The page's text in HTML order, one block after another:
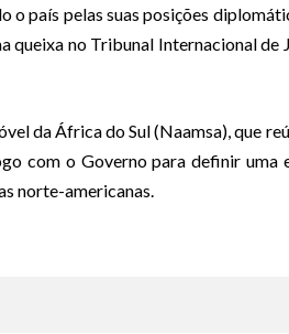
país pelas suas posições
queixa no Tribunal Internacional de
da África do Sul (Naamsa), que
com o Governo para definir uma
norte-americanas.